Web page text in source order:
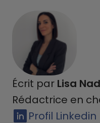
Écrit par Lisa
Rédactrice en
Profil Linkedin